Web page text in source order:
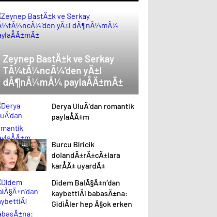
Zeynep BastÄ±k ve Serkay
TÃ¼tÃ¼ncÃ¼’den yÄ±l
dÃ¶nÃ¼mÃ¼ paylaÅÄ±mÄ±
Derya UluÄ’dan romantik
paylaÅÄ±m
Burcu Biricik
dolandÄ±rÄ±cÄ±lara
karÅÄ± uyardÄ±
Didem BalÃ§Ä±n’dan
kaybettiÄi babasÄ±na:
GidiÅler hep Ã§ok erken